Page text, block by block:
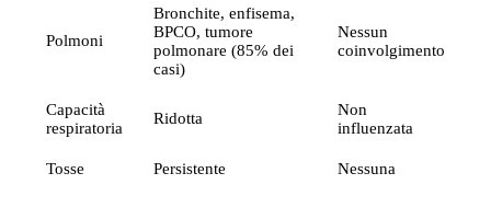
Polmoni
Bronchite, enfisema,
BPCO, tumore
polmonare (85% dei
casi)
Nessun
coinvolgimento
Capacità
respiratoria
Ridotta
Non
influenzata
Tosse Persistente Nessuna